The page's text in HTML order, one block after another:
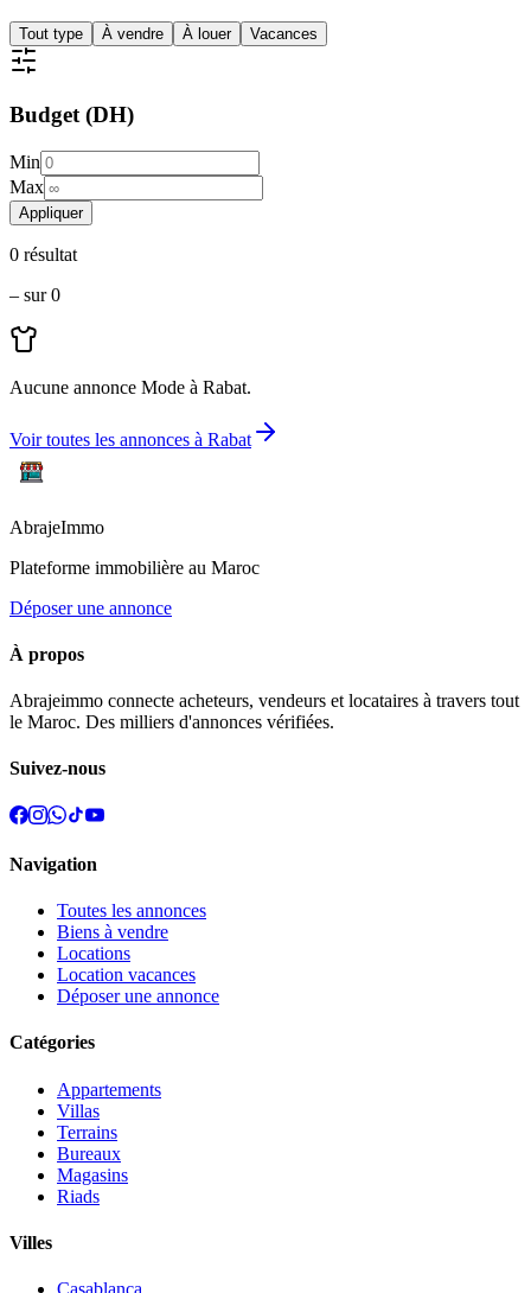
Tout type À vendre À louer Vacances
Budget (DH)
Min
Max
Appliquer
0 résultat
– sur0
Aucune annonce Mode à Rabat.
Voir toutes les annonces à Rabat
AbrajeImmo
Plateforme immobilière au Maroc
Déposer une annonce
À propos
Abrajeimmo connecte acheteurs, vendeurs et locataires à travers tout
le Maroc. Des milliers d'annonces vérifiées.
Suivez-nous
Navigation
Toutes les annonces
Biens à vendre
Locations
Location vacances
Déposer une annonce
Catégories
Appartements
Villas
Terrains
Bureaux
Magasins
Riads
Villes